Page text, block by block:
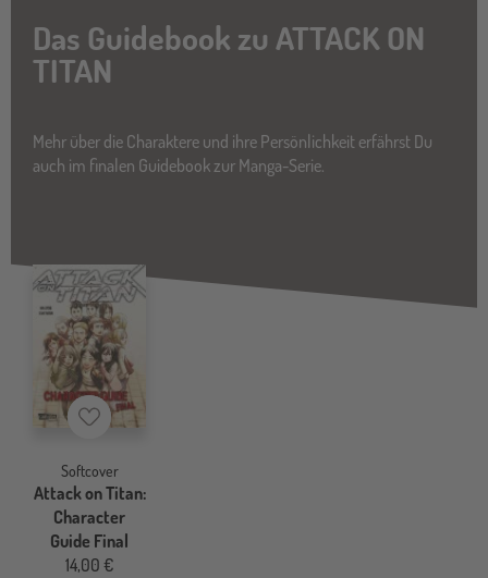
Das Guidebook zu ATTACK ON
TITAN
Mehr über die Charaktere und ihre Persönlichkeit erfährst Du
auch im finalen Guidebook zur Manga-Serie.
Merkzettel
Softcover
Attack on Titan:
Character
Guide Final
14,00 €